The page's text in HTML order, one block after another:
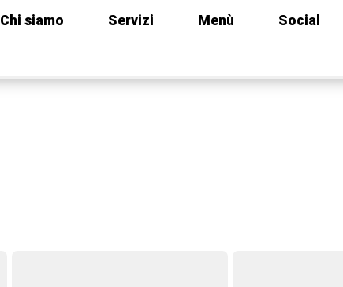
Chi siamo Servizi Menù Social